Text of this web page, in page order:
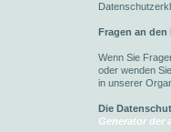
Fragen an
Wenn Sie
oder wenden
in unserer
Die
Generator der